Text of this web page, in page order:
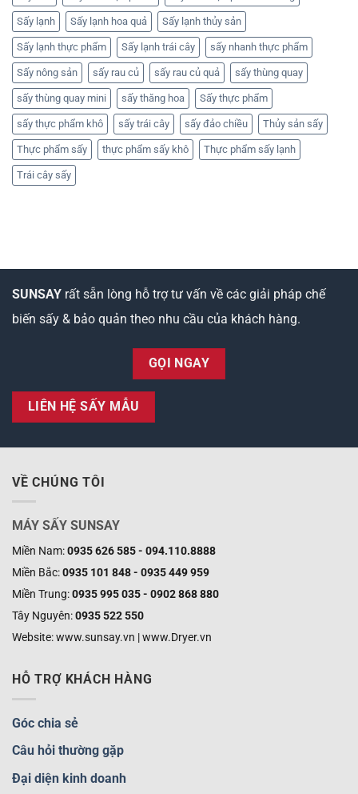
Sấy lạnh Sấy lạnh hoa quả Sấy lạnh thủy sản
Sấy lạnh thực phẩm Sấy lạnh trái cây sấy nhanh thực phẩm
Sấy nông sản sấy rau củ sấy rau củ quả sấy thùng quay
sấy thùng quay mini sấy thăng hoa Sấy thực phẩm
sấy thực phẩm khô sấy trái cây sấy đảo chiều Thủy sản sấy
Thực phẩm sấy thực phẩm sấy khô Thực phẩm sấy lạnh
Trái cây sấy
SUNSAY rất sẵn lòng hỗ trợ tư vấn về các giải pháp chế
biến sấy & bảo quản theo nhu cầu của khách hàng.
GỌI NGAY
LIÊN HỆ SẤY MẪU
VỀ CHÚNG TÔI
MÁY SẤY SUNSAY
Miền Nam:0935 626 585 - 094.110.8888
Miền Bắc:0935 101 848 - 0935 449 959
Miền Trung:0935 995 035 - 0902 868 880
Tây Nguyên:0935 522 550
Website: www.sunsay.vn | www.Dryer.vn
HỖ TRỢ KHÁCH HÀNG
Góc chia sẻ
Câu hỏi thường gặp
Đại diện kinh doanh